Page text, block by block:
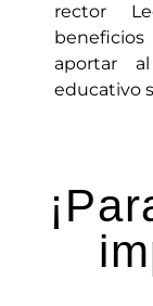
rector
aportar
educativo